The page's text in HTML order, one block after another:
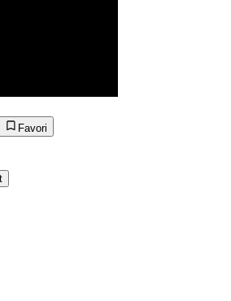
Favori